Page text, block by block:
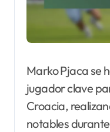
Marko Pjaca se
jugador clave
Croacia,
notables